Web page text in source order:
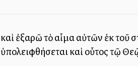
καὶ ἐξαρῶ τὸ αἷμα αὐτῶν ἐκ τοῦ
ὑπολειφθήσεται καὶ οὗτος τῷ